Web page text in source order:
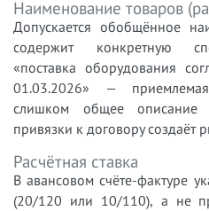
Наименование товаров
Допускается обобщённое
содержит конкретную
«поставка оборудования
01.03.2026» —
слишком общее описание
привязки к договору создаёт
Расчётная ставка
В авансовом счёте-фактуре
(20/120 или 10/110), а не